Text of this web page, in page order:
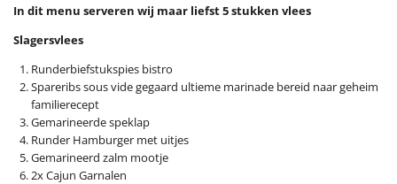
In dit menu serveren wij maar liefst 5 stukken vlees
Slagersvlees
Runderbiefstukspies bistro
Spareribs sous vide gegaard ultieme marinade bereid naar geheim
familierecept
Gemarineerde speklap
Runder Hamburger met uitjes
Gemarineerd zalm mootje
2x Cajun Garnalen